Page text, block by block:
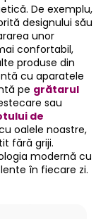
De exemplu,
designului său
unor
confortabil,
produse din
cu aparatele
pe grătarul
sau
de
oalele noastre,
fără griji.
modernă cu
în fiecare zi.